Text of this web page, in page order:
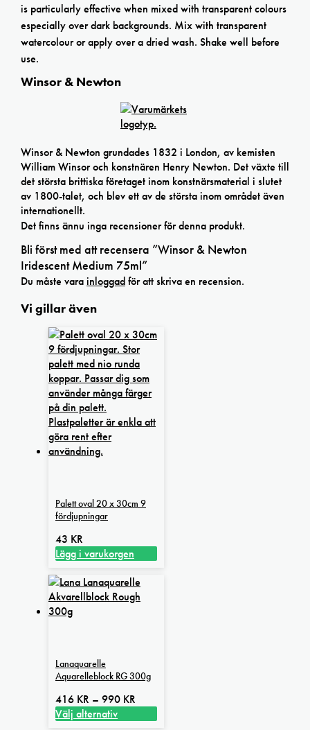
is particularly effective when mixed with transparent colours
especially over dark backgrounds. Mix with transparent
watercolour or apply over a dried wash. Shake well before
use.
Winsor & Newton
Winsor & Newton grundades 1832 i London, av kemisten
William Winsor och konstnären Henry Newton. Det växte till
det största brittiska företaget inom konstnärsmaterial i slutet
av 1800-talet, och blev ett av de största inom området även
internationellt.
Det finns ännu inga recensioner för denna produkt.
Bli först med att recensera ”Winsor & Newton
Iridescent Medium 75ml”
Du måste varainloggadför att skriva en recension.
Vi gillar även
Palett oval 20 x 30cm 9
fördjupningar
43 KR
Lägg i varukorgen
Lanaquarelle
Aquarelleblock RG 300g
416 KR – 990 KR
416 kr
Välj alternativ